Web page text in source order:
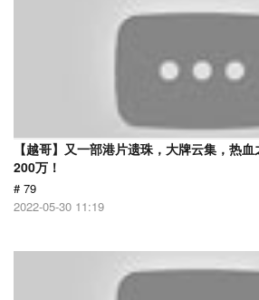
【越哥】又一部港片遗珠，大牌云集，热
200万！
# 79
2022-05-30 11:19